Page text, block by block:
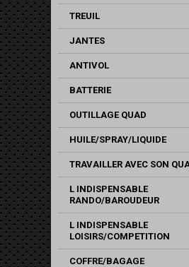
TREUIL
JANTES
ANTIVOL
BATTERIE
OUTILLAGE QUAD
HUILE/SPRAY/LIQUIDE
TRAVAILLER AVEC SON
L INDISPENSABLE
RANDO/BAROUDEUR
L INDISPENSABLE
LOISIRS/COMPETITION
COFFRE/BAGAGE